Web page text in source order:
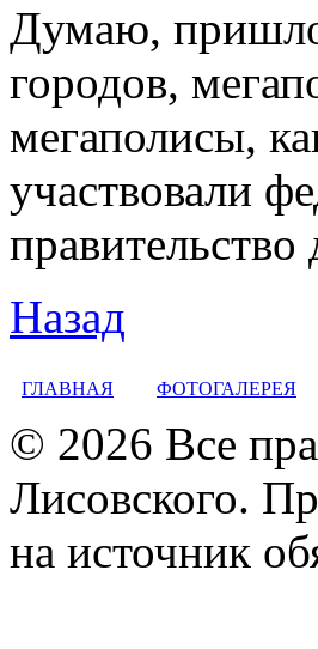
Думаю,
городов,
мегаполисы,
участвовали
Назад
ГЛАВНАЯ ФОТОГАЛЕРЕЯ
© 2026 Все
Лисовского.
на источник